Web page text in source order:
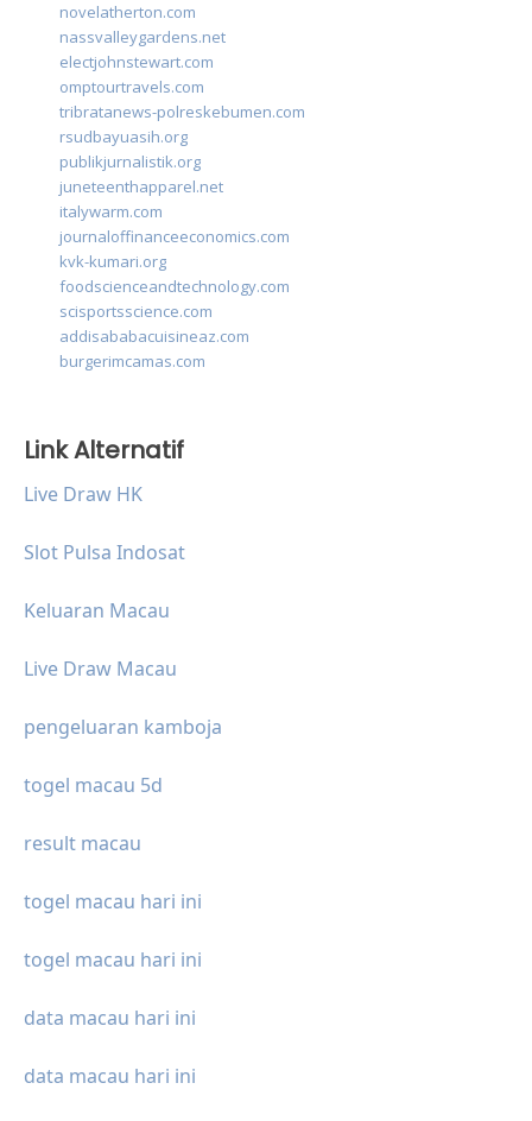
novelatherton.com
nassvalleygardens.net
electjohnstewart.com
omptourtravels.com
tribratanews-polreskebumen.com
rsudbayuasih.org
publikjurnalistik.org
juneteenthapparel.net
italywarm.com
journaloffinanceeconomics.com
kvk-kumari.org
foodscienceandtechnology.com
scisportsscience.com
addisababacuisineaz.com
burgerimcamas.com
Link Alternatif
Live Draw HK
Slot Pulsa Indosat
Keluaran Macau
Live Draw Macau
pengeluaran kamboja
togel macau 5d
result macau
togel macau hari ini
togel macau hari ini
data macau hari ini
data macau hari ini